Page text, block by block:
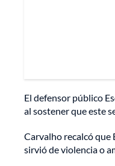
El defensor público
al sostener que este
Carvalho recalcó que
sirvió de violencia o